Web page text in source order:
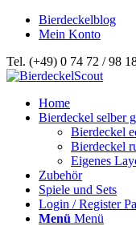
Bierdeckelblog
Mein Konto
Tel. (+49) 0 74 72 / 98
Home
Bierdeckel selber
Bierdeckel
Bierdeckel
Eigenes
Zubehör
Spiele und Sets
Login / Register
Menü Menü